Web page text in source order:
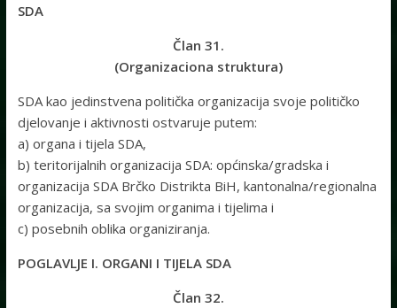
SDA
Član 31.
(Organizaciona struktura)
SDA kao jedinstvena politička organizacija svoje političko
djelovanje i aktivnosti ostvaruje putem:
a) organa i tijela SDA,
b) teritorijalnih organizacija SDA: općinska/gradska i
organizacija SDA Brčko Distrikta BiH, kantonalna/regionalna
organizacija, sa svojim organima i tijelima i
c) posebnih oblika organiziranja.
POGLAVLJE I. ORGANI I TIJELA SDA
Član 32.